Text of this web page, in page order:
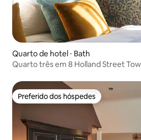
Quarto de hotel ⋅ Bath
Quarto três em 8 Holland Street
Preferido dos hóspedes
Preferido dos hóspedes